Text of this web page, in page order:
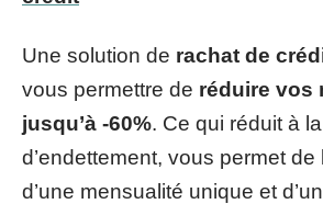
Une solution de rachat de
vous permettre de réduire vos
jusqu’à -60%. Ce qui réduit à
d’endettement, vous permet de
d’une mensualité unique et